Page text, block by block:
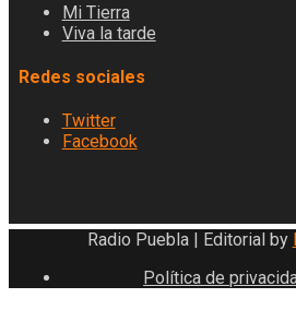
Mi Tierra
Viva la tarde
Redes sociales
Twitter
Facebook
Radio Puebla Editorial by
Política de